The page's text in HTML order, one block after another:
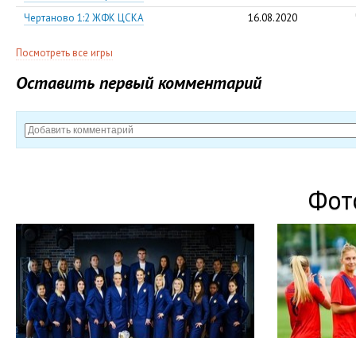
Чертаново 1:2 ЖФК ЦСКА
16.08.2020
Посмотреть все игры
Оставить первый комментарий